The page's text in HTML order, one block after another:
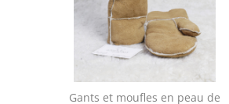
Gants et moufles en peau de